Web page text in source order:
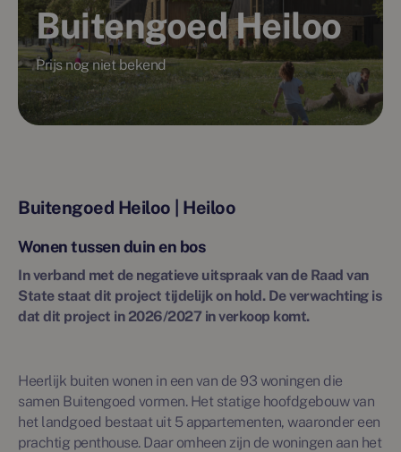
Buitengoed Heiloo
Prijs nog niet bekend
Buitengoed Heiloo | Heiloo
Wonen tussen duin en bos
In verband met de negatieve uitspraak van de Raad van
State staat dit project tijdelijk on hold. De verwachting is
dat dit project in 2026/2027 in verkoop komt.
Heerlijk buiten wonen in een van de 93 woningen die
samen Buitengoed vormen. Het statige hoofdgebouw van
het landgoed bestaat uit 5 appartementen, waaronder een
prachtig penthouse. Daar omheen zijn de woningen aan het